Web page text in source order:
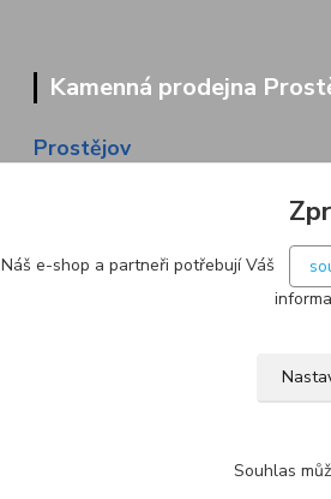
Kamenná prodejna
Prostějov
Náš e-shop a partneři potřebují Váš
Souhlas